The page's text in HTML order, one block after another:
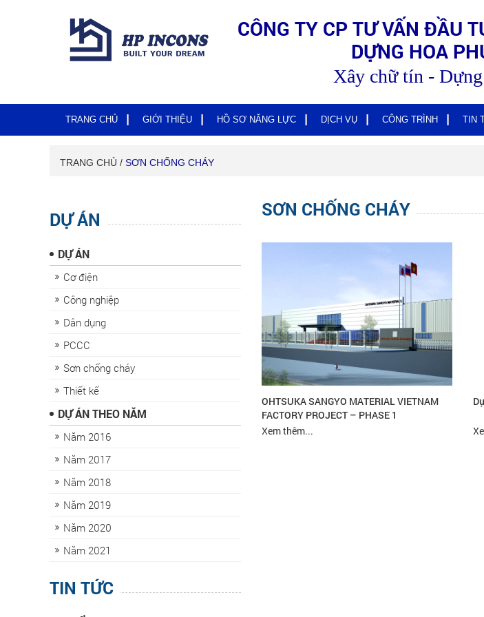
CÔNG TY CP TƯ VẤN ĐẦU
DỰNG HOA
Xây chữ tín -
TRANG CHỦ GIỚI THIỆU HỒ SƠ NĂNG LỰC DỊCH VỤ CÔNG TRÌNH TIN
TRANG CHỦ / SƠN CHỐNG CHÁY
DỰ ÁN
DỰ ÁN
Cơ điện
Công nghiệp
Dân dụng
PCCC
Sơn chống cháy
Thiết kế
DỰ ÁN THEO NĂM
Năm 2016
Năm 2017
Năm 2018
Năm 2019
Năm 2020
Năm 2021
TIN TỨC
SƠN CHỐNG CHÁY
OHTSUKA SANGYO MATERIAL VIETNAM
FACTORY PROJECT – PHASE 1
Xem thêm...